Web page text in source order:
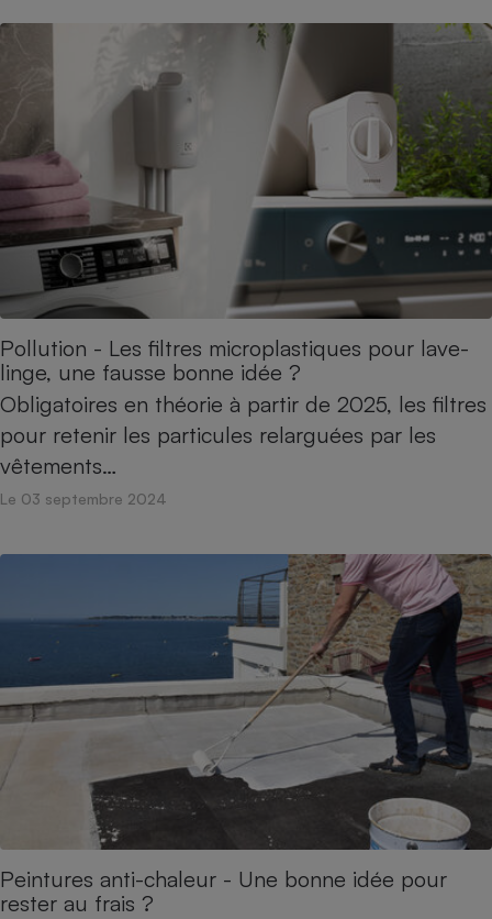
Pollution - Les filtres microplastiques pour lave-
linge, une fausse bonne idée ?
Obligatoires en théorie à partir de 2025, les filtres
pour retenir les particules relarguées par les
vêtements…
Le 03 septembre 2024
Peintures anti-chaleur - Une bonne idée pour
rester au frais ?